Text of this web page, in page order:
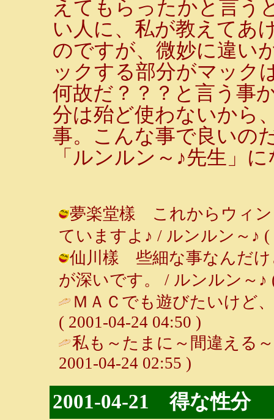
えてもらったかと言う
い人に、私が教えてあ
のですが、微妙に違い
ックする部分がマック
何故だ？？？と言う事
分は殆ど使わないから
事。こんな事で良いの
「ルンルン～♪先生」
夢楽堂樣 これからウィン
ていますよ♪ / ルンルン～♪ (
仙川樣 些細な事なんだけ
が深いです。 / ルンルン～♪
ＭＡＣでも遊びたいけど
( 2001-04-24 04:50 )
私も～たまに～間違える
2001-04-24 02:55 )
2001-04-21 得な性分